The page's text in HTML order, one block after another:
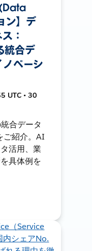
ン】デ
：
統合デ
ベーシ
UTC • 30
合データ
ご紹介。AI
活用、業
具体例を